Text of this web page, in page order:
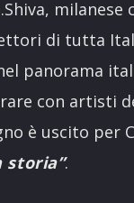
milanese
di tutta
panorama
con artisti
è uscito per
storia”.